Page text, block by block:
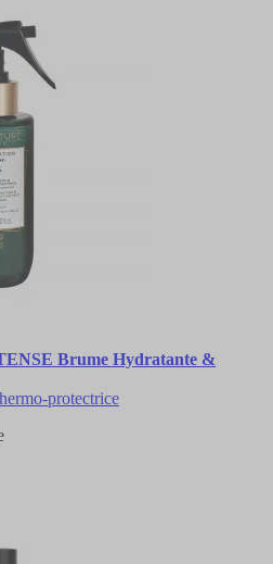
Brume Hydratante &
protectrice